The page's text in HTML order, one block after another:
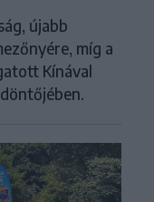
újabb
míg a
Kínával